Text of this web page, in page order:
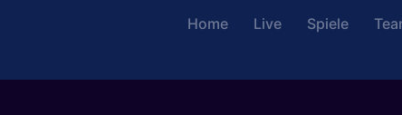
Home Live Spiele